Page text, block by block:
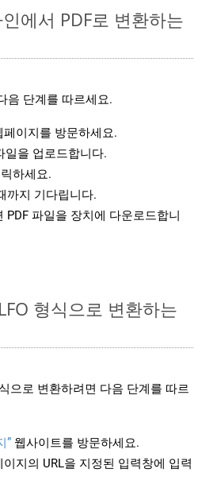
에서 PDF로 변환하는
음 단계를 따르세요.
페이지를 방문하세요.
일을 업로드합니다.
하세요.
까지 기다립니다.
PDF 파일을 장치에 다운로드합니
형식으로 변환하는
으로 변환하려면 다음 단계를 따르
” 웹사이트를 방문하세요.
지의 URL을 지정된 입력창에 입력